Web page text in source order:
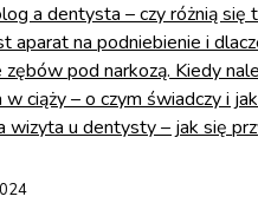
a dentysta – czy różnią się
aparat na podniebienie i
zębów pod narkozą. Kiedy
w ciąży – o czym świadczy i
wizyta u dentysty – jak się